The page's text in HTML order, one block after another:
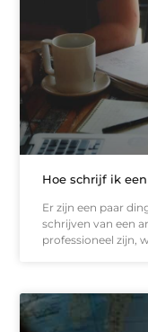
Hoe schrijf ik
Er zijn een paar
schrijven van een
professioneel zijn,